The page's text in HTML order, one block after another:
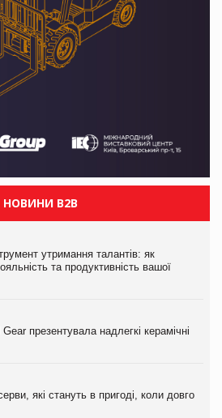
НОВИНИ B2B
утримання талантів: як
та продуктивність вашої
презентувала надлегкі керамічні
які стануть в пригоді, коли довго